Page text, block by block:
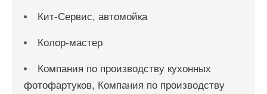
Кит-Сервис, автомойка
Колор-мастер
Компания по производству кухонных
фотофартуков, Компания по производству